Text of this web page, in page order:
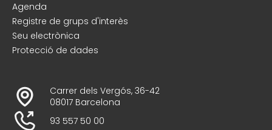
Agenda
Registre de grups d'interès
Seu electrònica
Protecció de dades
Carrer dels Vergós, 36-42
08017 Barcelona
93 557 50 00